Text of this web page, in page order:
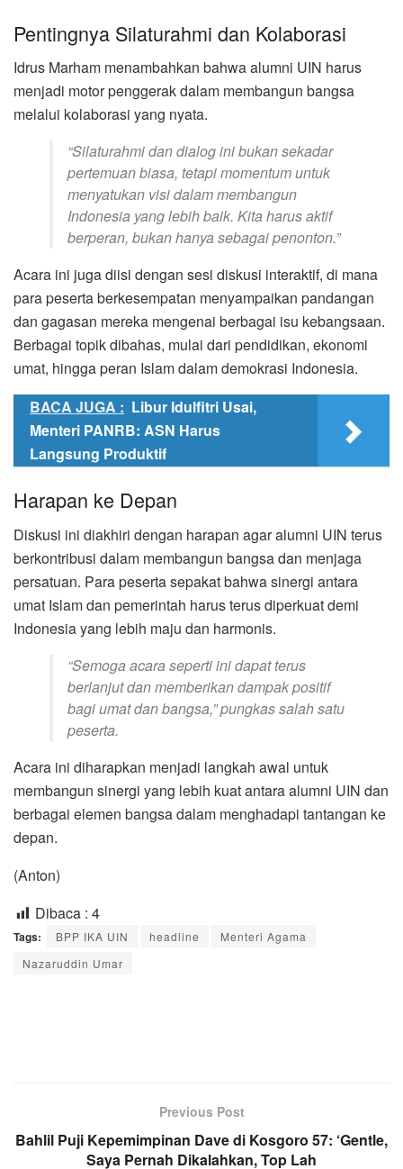
Pentingnya Silaturahmi dan Kolaborasi
Idrus Marham menambahkan bahwa alumni UIN harus
menjadi motor penggerak dalam membangun bangsa
melalui kolaborasi yang nyata.
“Silaturahmi dan dialog ini bukan sekadar
pertemuan biasa, tetapi momentum untuk
menyatukan visi dalam membangun
Indonesia yang lebih baik. Kita harus aktif
berperan, bukan hanya sebagai penonton.”
Acara ini juga diisi dengan sesi diskusi interaktif, di mana
para peserta berkesempatan menyampaikan pandangan
dan gagasan mereka mengenai berbagai isu kebangsaan.
Berbagai topik dibahas, mulai dari pendidikan, ekonomi
umat, hingga peran Islam dalam demokrasi Indonesia.
BACA JUGA : Libur Idulfitri Usai,
Menteri PANRB: ASN Harus
Langsung Produktif
Harapan ke Depan
Diskusi ini diakhiri dengan harapan agar alumni UIN terus
berkontribusi dalam membangun bangsa dan menjaga
persatuan. Para peserta sepakat bahwa sinergi antara
umat Islam dan pemerintah harus terus diperkuat demi
Indonesia yang lebih maju dan harmonis.
“Semoga acara seperti ini dapat terus
berlanjut dan memberikan dampak positif
bagi umat dan bangsa,”pungkas salah satu
peserta.
Acara ini diharapkan menjadi langkah awal untuk
membangun sinergi yang lebih kuat antara alumni UIN dan
berbagai elemen bangsa dalam menghadapi tantangan ke
depan.
(Anton)
Dibaca : 4
Tags: BPP IKA UIN headline
Menteri Agama
Nazaruddin Umar
Previous Post
Bahlil Puji Kepemimpinan Dave di Kosgoro 57: ‘Gentle,
Saya Pernah Dikalahkan, Top Lah